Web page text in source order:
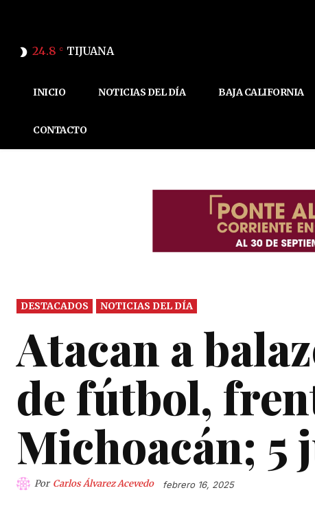
24.8 C TIJUANA
INICIO NOTICIAS DEL DÍA BAJA CALIFORNIA
CONTACTO
DESTACADOS NOTICIAS DEL DÍA
Atacan a
de fútbol,
Michoacán; 5
Por Carlos Álvarez Acevedo febrero 16, 2025